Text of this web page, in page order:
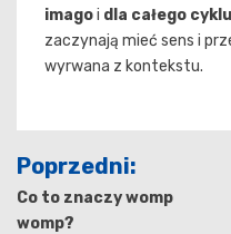
imagoi dla całego cyklu
zaczynają mieć sens i
wyrwana z kontekstu.
Nawigacja
wpisu
Poprzedni:
Co to znaczy womp
womp?